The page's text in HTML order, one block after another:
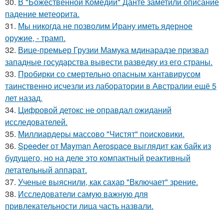
падение метеорита.
31. Мы никогда не позволим Ирану иметь ядерное
оружие, - трамп.
32. Вице-премьер Грузии Мамука мдинарадзе призвал
западные государства вывести разведку из его страны.
33. Пробирки со смертельно опасным хантавирусом
таинственно исчезли из лаборатории в Австралии ещё 5
лет назад.
34. Цифровой детокс не оправдал ожиданий
исследователей.
35. Миллиардеры массово "Чистят" поисковики.
36. Speeder от Mayman Aerospace выглядит как байк из
будущего, но на деле это компактный реактивный
летательный аппарат.
37. Ученые выяснили, как сахар "Включает" зрение.
38. Исследователи самую важную для
привлекательности лица часть назвали.